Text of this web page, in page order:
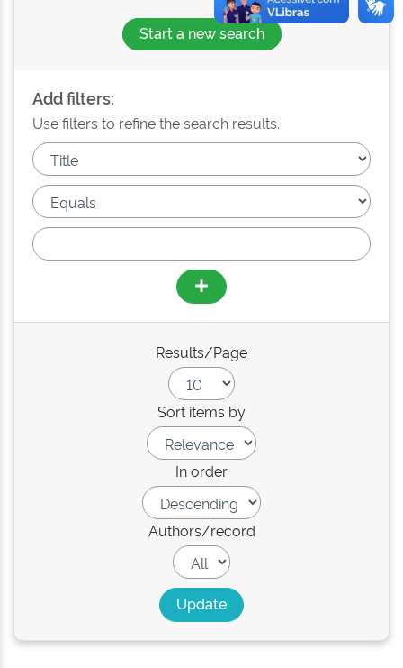
Start a new search
Add filters:
Use filters to refine the search results.
Results/Page
Sort items by
In order
Authors/record